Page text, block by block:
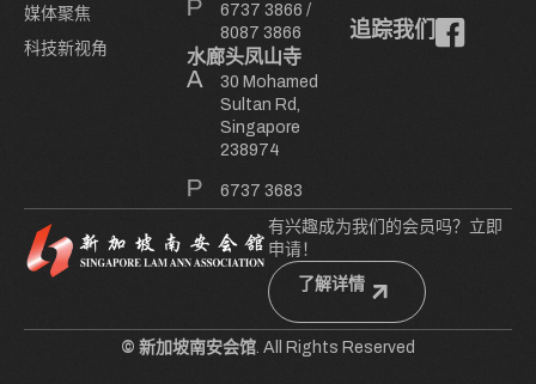
媒体聚焦
科技新视角
6737 3866 /
8087 3866
水廊头凤山寺
30 Mohamed
Sultan Rd,
Singapore
238974
6737 3683
追踪我们
有兴趣成为我们的会员吗？立即
申请！
了解详情
© 新加坡南安会馆. All Rights Reserved